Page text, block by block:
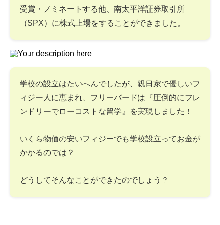
受賞・ノミネートする他、南太平洋証券取引所
（SPX）に株式上場をすることができました。
学校の設立はたいへんでしたが、親日家で優しいフ
ィジー人に恵まれ、フリーバードは『圧倒的にフレ
ンドリーでローコストな留学』を実現しました！
いくら物価の安いフィジーでも学校設立ってお金が
かかるのでは？
どうしてそんなことができたのでしょう？